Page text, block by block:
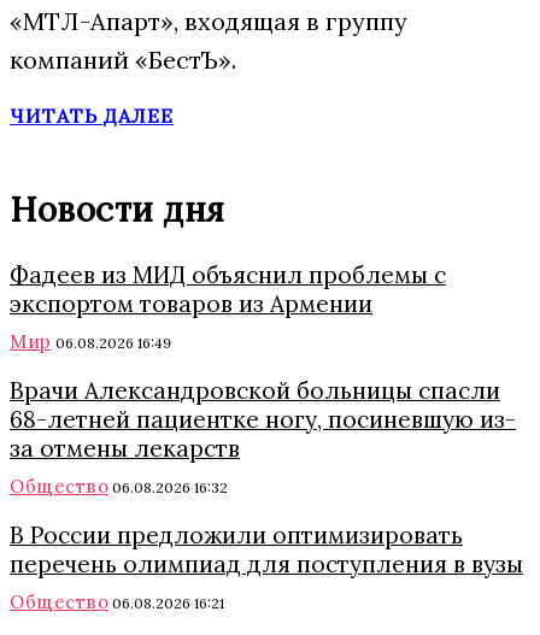
«МТЛ-Апарт», входящая в группу
компаний «БестЪ».
ЧИТАТЬ ДАЛЕЕ
Новости дня
Фадеев из МИД объяснил проблемы с
экспортом товаров из Армении
Мир 06.08.2026 16:49
Врачи Александровской больницы спасли
68-летней пациентке ногу, посиневшую из-
за отмены лекарств
Общество 06.08.2026 16:32
В России предложили оптимизировать
перечень олимпиад для поступления в вузы
Общество 06.08.2026 16:21